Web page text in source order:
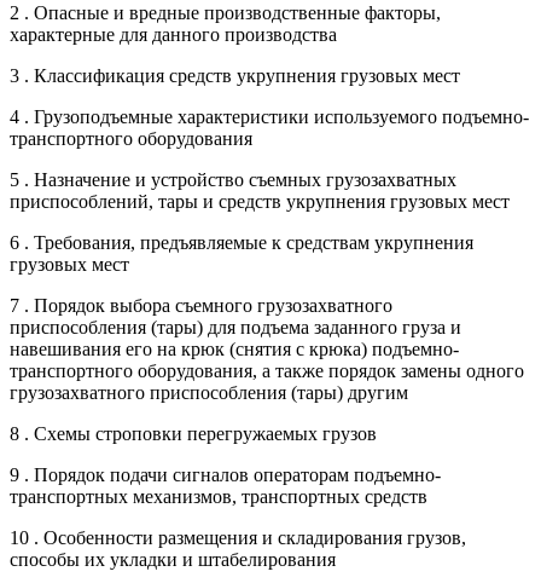
2 . Опасные и вредные производственные факторы,
характерные для данного производства
3 . Классификация средств укрупнения грузовых мест
4 . Грузоподъемные характеристики используемого подъемно-
транспортного оборудования
5 . Назначение и устройство съемных грузозахватных
приспособлений, тары и средств укрупнения грузовых мест
6 . Требования, предъявляемые к средствам укрупнения
грузовых мест
7 . Порядок выбора съемного грузозахватного
приспособления (тары) для подъема заданного груза и
навешивания его на крюк (снятия с крюка) подъемно-
транспортного оборудования, а также порядок замены одного
грузозахватного приспособления (тары) другим
8 . Схемы строповки перегружаемых грузов
9 . Порядок подачи сигналов операторам подъемно-
транспортных механизмов, транспортных средств
10 . Особенности размещения и складирования грузов,
способы их укладки и штабелирования